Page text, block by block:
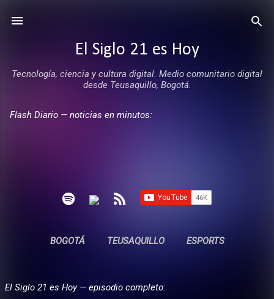
El Siglo 21 es Hoy
Tecnología, ciencia y cultura digital. Medio comunitario digital
desde Teusaquillo, Bogotá.
Flash Diario — noticias en minutos:
BOGOTÁ TEUSAQUILLO ESPORTS
PARTICIPA
E
El Siglo 21 es Hoy — episodio completo: